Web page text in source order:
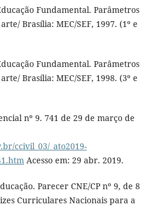
Fundamental. Parâmetros
Brasília: MEC/SEF, 1997. (1º e
Fundamental. Parâmetros
Brasília: MEC/SEF, 1998. (3º e
nº 9. 741 de 29 de março de
ccivil_03/_ato2019-
Acesso em: 29 abr. 2019.
Parecer CNE/CP nº 9, de 8
Curriculares Nacionais para a